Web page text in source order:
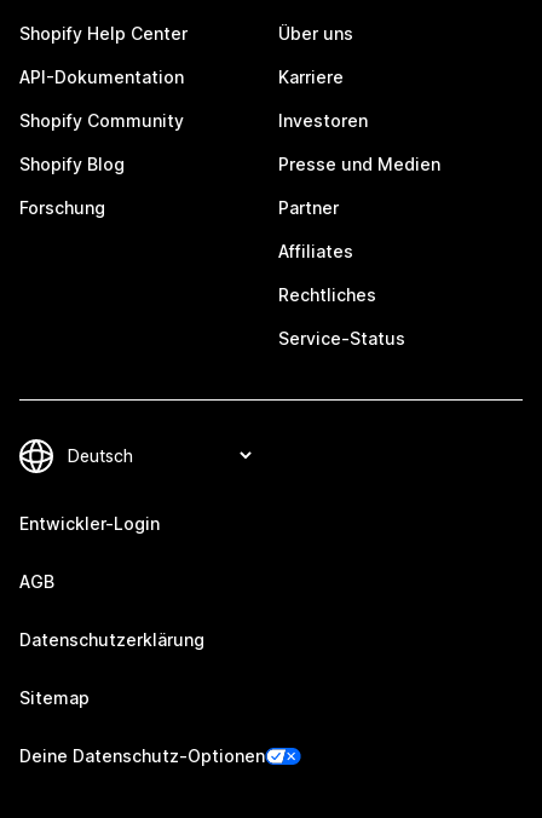
Shopify Help Center
API-Dokumentation
Shopify Community
Shopify Blog
Forschung
Über uns
Karriere
Investoren
Presse und Medien
Partner
Affiliates
Rechtliches
Service-Status
Entwickler-Login
AGB
Datenschutzerklärung
Sitemap
Deine Datenschutz-Optionen